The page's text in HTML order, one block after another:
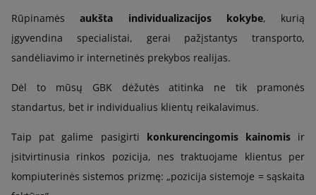
Rūpinamėsaukšta individualizacijos kokybe, kurią
įgyvendina specialistai, gerai pažįstantys transporto,
sandėliavimo ir internetinės prekybos realijas.
Dėl to mūsų GBK dėžutės atitinka ne tik pramonės
standartus, bet ir individualius klientų reikalavimus.
Taip pat galime pasigirti konkurencingomis kainomisir
įsitvirtinusia rinkos pozicija, nes traktuojame klientus per
kompiuterinės sistemos prizmę: „pozicija sistemoje = sąskaita